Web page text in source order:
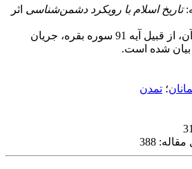
تاریخ اسلام با رویکرد دشمن‌شناسی اثر
[3]. در برخی از آیات قرآن، از قبیل آیه 91 سوره بقره، جریان
بیان شده است.
؛ تمدن
388